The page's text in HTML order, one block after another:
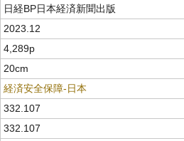
日経BP日本経済新聞出版
2023.12
4,289p
20cm
経済安全保障-日本
332.107
332.107